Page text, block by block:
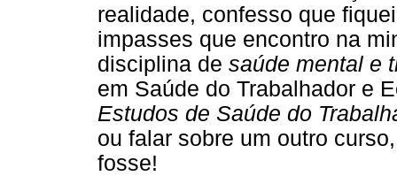
realidade, confesso que
impasses que encontro na
disciplina de saúde mental e
em Saúde do Trabalhador e
Estudos de Saúde do
ou falar sobre um outro
fosse!